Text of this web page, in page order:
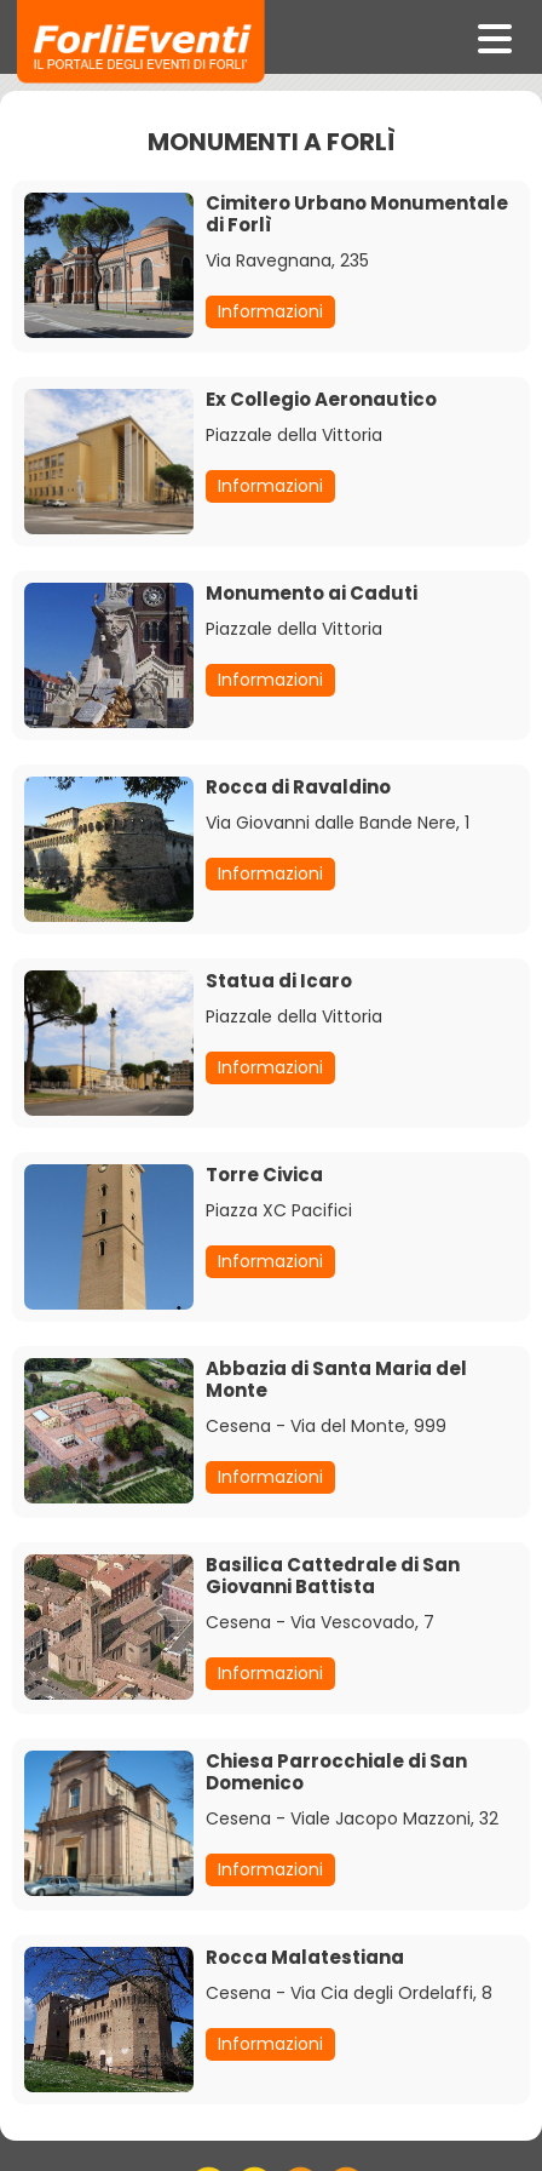
MONUMENTI A FORLÌ
Cimitero Urbano Monumentale
di Forlì
Via Ravegnana, 235
Informazioni
Ex Collegio Aeronautico
Piazzale della Vittoria
Informazioni
Monumento ai Caduti
Piazzale della Vittoria
Informazioni
Rocca di Ravaldino
Via Giovanni dalle Bande Nere, 1
Informazioni
Statua di Icaro
Piazzale della Vittoria
Informazioni
Torre Civica
Piazza XC Pacifici
Informazioni
Abbazia di Santa Maria del
Monte
Cesena - Via del Monte, 999
Informazioni
Basilica Cattedrale di San
Giovanni Battista
Cesena - Via Vescovado, 7
Informazioni
Chiesa Parrocchiale di San
Domenico
Cesena - Viale Jacopo Mazzoni, 32
Informazioni
Rocca Malatestiana
Cesena - Via Cia degli Ordelaffi, 8
Informazioni